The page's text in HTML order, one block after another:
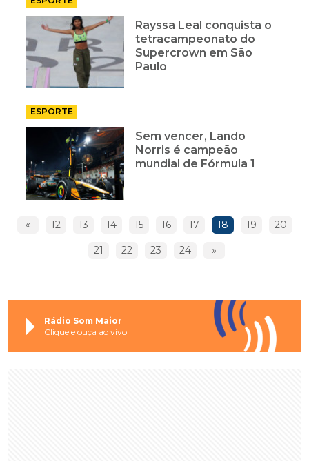
Rayssa Leal conquista o
tetracampeonato do
Supercrown em São
Paulo
ESPORTE
Sem vencer, Lando
Norris é campeão
mundial de Fórmula 1
« 12 13 14 15 16 17 18 19 20
21 22 23 24 »
Rádio Som Maior
Clique e ouça ao vivo